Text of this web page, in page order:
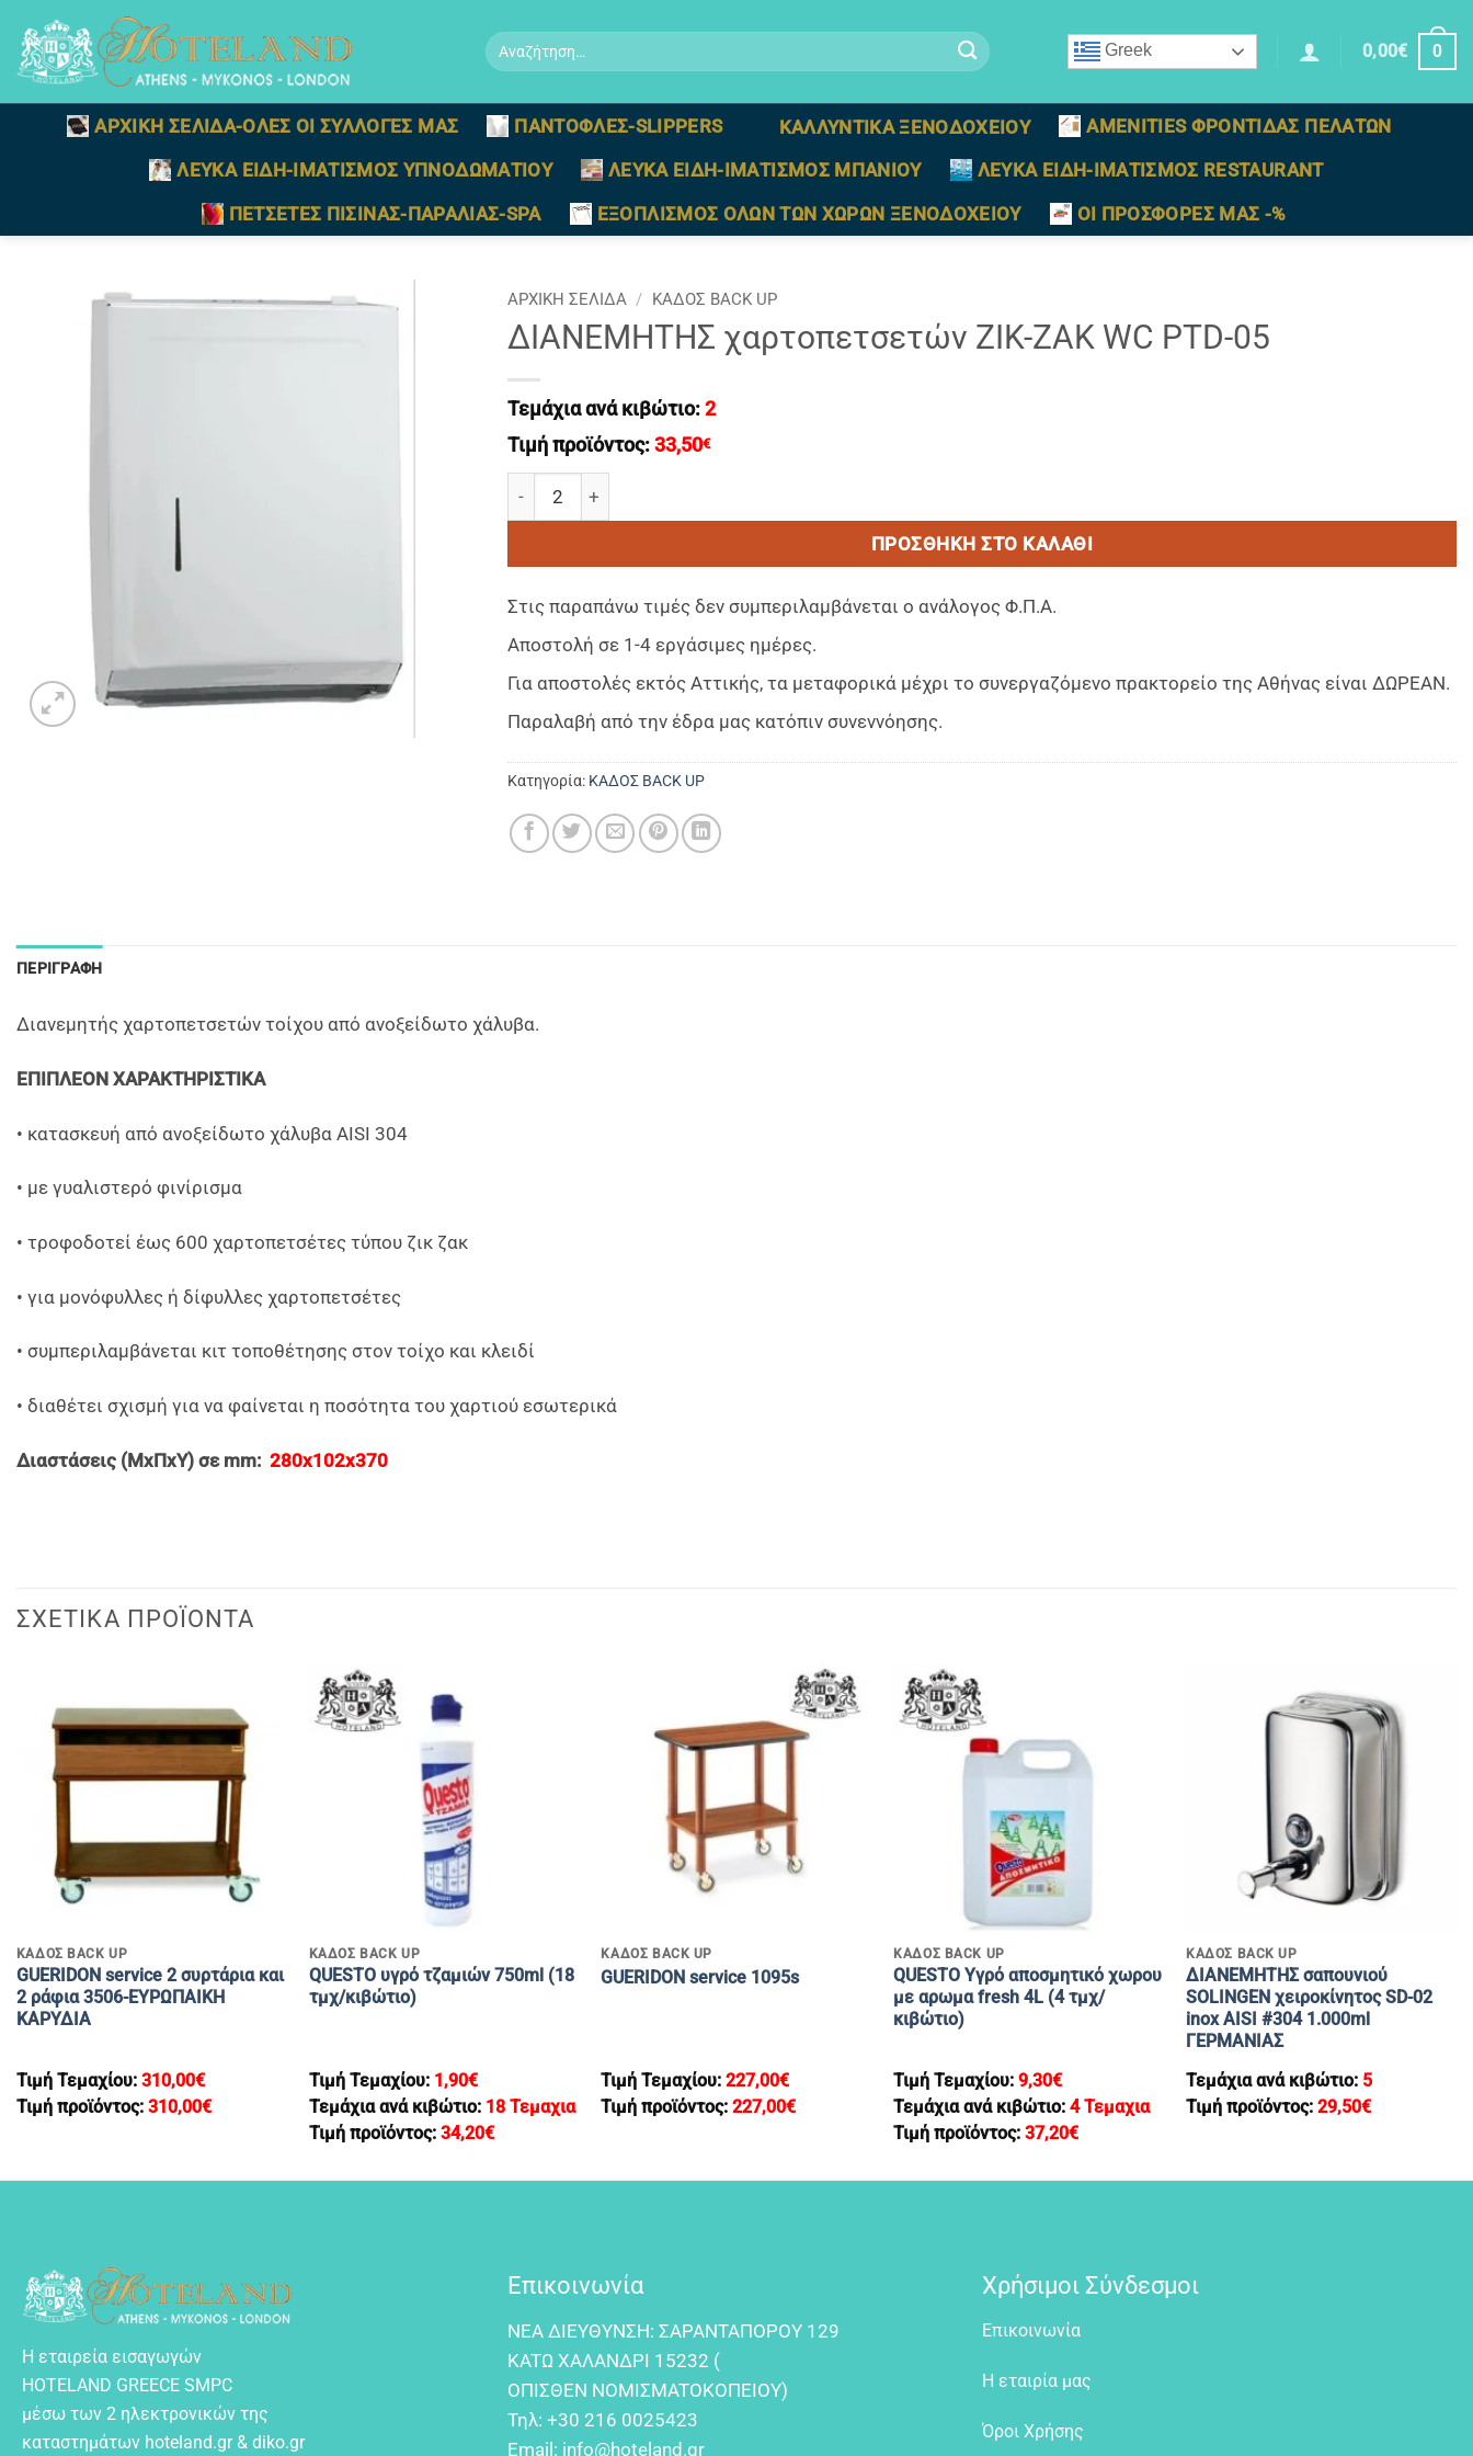
στο
περιεχόμενο
Αναζήτηση
για:
Greek 0,00€ 0
ΑΡΧΙΚΗ ΣΕΛΙΔΑ-ΟΛΕΣ ΟΙ ΣΥΛΛΟΓΕΣ ΜΑΣ ΠΑΝΤΟΦΛΕΣ-SLIPPERS ΚΑΛΛΥΝΤΙΚΑ ΞΕΝΟΔΟΧΕΙΟΥ
AMENITIES ΦΡΟΝΤΙΔΑΣ ΠΕΛΑΤΩΝ
ΛΕΥΚΑ ΕΙΔΗ-ΙΜΑΤΙΣΜΟΣ ΥΠΝΟΔΩΜΑΤΙΟΥ
ΛΕΥΚΑ ΕΙΔΗ-ΙΜΑΤΙΣΜΟΣ ΜΠΑΝΙΟΥ
ΛΕΥΚΑ ΕΙΔΗ-ΙΜΑΤΙΣΜΟΣ RESTAURANT
ΠΕΤΣΕΤΕΣ ΠΙΣΙΝΑΣ-ΠΑΡΑΛΙΑΣ-SPA
ΕΞΟΠΛΙΣΜΟΣ ΟΛΩΝ ΤΩΝ ΧΩΡΩΝ ΞΕΝΟΔΟΧΕΙΟΥ ΟΙ ΠΡΟΣΦΟΡΕΣ ΜΑΣ -%
ΑΡΧΙΚΉ ΣΕΛΊΔΑ / ΚΑΔΟΣ BACK UP
ΔΙΑΝΕΜΗΤΗΣ χαρτοπετσετών ZIK-ZAK WC PTD-05
Τεμάχια ανά κιβώτιο: 2
Τιμή προϊόντος: 33,50€
ΔΙΑΝΕΜΗΤΗΣ χαρτοπετσετών ZIK-ZAK WC PTD-05 ποσότητα
ΠΡΟΣΘΉΚΗ ΣΤΟ ΚΑΛΆΘΙ
Στις παραπάνω τιμές δεν συμπεριλαμβάνεται ο ανάλογος Φ.Π.Α.
Αποστολή σε 1-4 εργάσιμες ημέρες.
Για αποστολές εκτός Αττικής, τα μεταφορικά μέχρι το συνεργαζόμενο πρακτορείο της Αθήνας είναι ΔΩΡΕΑΝ.
Παραλαβή από την έδρα μας κατόπιν συνεννόησης.
Κατηγορία: ΚΑΔΟΣ BACK UP
ΠΕΡΙΓΡΑΦΉ
Διανεμητής χαρτοπετσετών τοίχου από ανοξείδωτο χάλυβα.
ΕΠΙΠΛΕΟΝ ΧΑΡΑΚΤΗΡΙΣΤΙΚΑ
• κατασκευή από ανοξείδωτο χάλυβα AISI 304
• με γυαλιστερό φινίρισμα
• τροφοδοτεί έως 600 χαρτοπετσέτες τύπου ζικ ζακ
• για μονόφυλλες ή δίφυλλες χαρτoπετσέτες
• συμπεριλαμβάνεται κιτ τοποθέτησης στον τοίχο και κλειδί
• διαθέτει σχισμή για να φαίνεται η ποσότητα του χαρτιού εσωτερικά
Διαστάσεις (ΜxΠxY) σε mm: 280x102x370
ΣΧΕΤΙΚΆ ΠΡΟΪΌΝΤΑ
ΚΑΔΟΣ BACK UP
GUERIDON service 2 συρτάρια και
2 ράφια 3506-ΕΥΡΩΠΑΙΚΗ
ΚΑΡΥΔΙΑ
Τιμή Τεμαχίου: 310,00€
Τιμή προϊόντος: 310,00€
ΚΑΔΟΣ BACK UP
QUESTO υγρό τζαμιών 750ml (18
τμχ/κιβώτιο)
Τιμή Τεμαχίου: 1,90€
Τεμάχια ανά κιβώτιο: 18 Τεμαχια
Τιμή προϊόντος: 34,20€
ΚΑΔΟΣ BACK UP
GUERIDON service 1095s
Τιμή Τεμαχίου:227,00€
Τιμή προϊόντος:227,00€
ΚΑΔΟΣ BACK UP
QUESTO Υγρό αποσμητικό χωρου
με αρωμα fresh 4L (4 τμχ/
κιβώτιο)
Τιμή Τεμαχίου:9,30€
Τεμάχια ανά κιβώτιο:4 Τεμαχια
Τιμή προϊόντος:37,20€
ΚΑΔΟΣ BACK UP
ΔΙΑΝΕΜΗΤΗΣ σαπουνιού
SOLINGEN χειροκίνητος SD-02
inox AISI #304 1.000ml
ΓΕΡΜΑΝΙΑΣ
Τεμάχια ανά κιβώτιο: 5
Τιμή προϊόντος: 29,50€
Η εταιρεία εισαγωγών
HOTELAND GREECE SMPC
μέσω των 2 ηλεκτρονικών της
καταστημάτων hoteland.gr & diko.gr
Επικοινωνία
NEA ΔIEYΘYNΣH: ΣAPANTAΠOPOY 129
KATΩ XAΛANΔPI 15232 (
OΠIΣΘEN NOMIΣMATOKOΠEIOY)
Τηλ: +30 216 0025423
Email: info@hoteland.gr
Χρήσιμοι Σύνδεσμοι
Επικοινωνία
Η εταιρία μας
Όροι Χρήσης